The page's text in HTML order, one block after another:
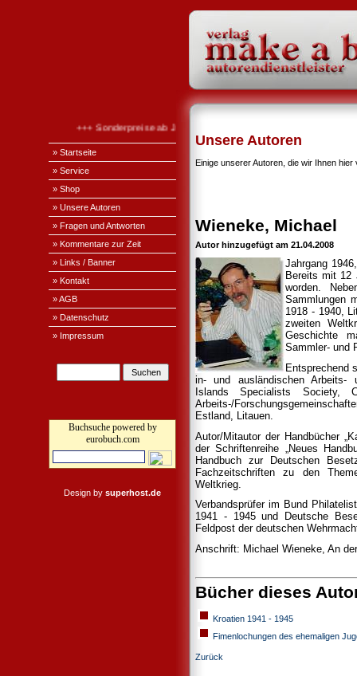
+++ Sonderpreise ab Januar 2026 +++
» Startseite
» Service
» Shop
» Unsere Autoren
» Fragen und Antworten
» Kommentare zur Zeit
» Links / Banner
» Kontakt
» AGB
» Datenschutz
» Impressum
Buchsuche powered by
eurobuch.com
Design by superhost.de
Unsere Autoren
Einige unserer Autoren, die wir Ihnen
Wieneke, Michael
Autor hinzugefügt am 21.04.2008
Jahrgang
Bereits mit 12
worden.
Sammlungen
1918 - 1940,
zweiten
Geschichte
Sammler- und
Entsprechend
in- und ausländischen Arbeits-
Islands Specialists Society,
Arbeits-/
Estland, Litauen.
Autor/Mitautor der Handbücher
der Schriftenreihe „Neues
Handbuch zur Deutschen
Fachzeitschriften zu den
Weltkrieg.
Verbandsprüfer im Bund
1941 - 1945 und Deutsche
Feldpost der deutschen
Anschrift: Michael Wieneke, An
Bücher dieses
Kroatien 1941 - 1945
Fimenlochungen des ehemaligen
Zurück